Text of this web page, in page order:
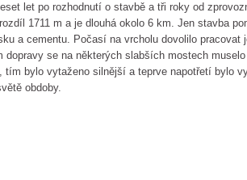
let po rozhodnutí o stavbě a tři roky od
1711 m a je dlouhá okolo 6 km. Jen stavba
a cementu. Počasí na vrcholu dovolilo pracovat
dopravy se na některých slabších mostech
tím bylo vytaženo silnější a teprve napotřetí bylo
obdoby.